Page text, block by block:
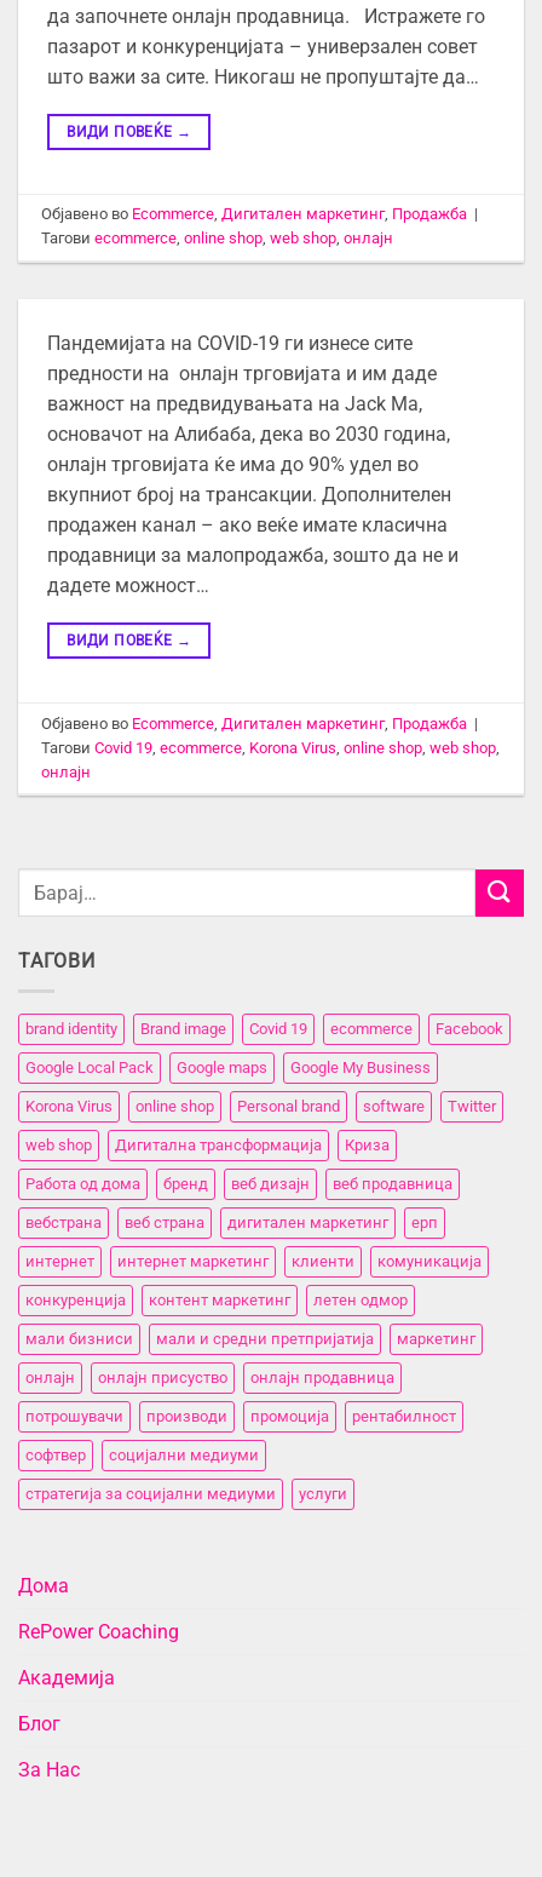
да започнете онлајн продавница. Истражете го
пазарот и конкуренцијата – универзален совет
што важи за сите. Никогаш не пропуштајте да…
ВИДИ ПОВЕЌЕ →
Објавено во Ecommerce,Дигитален маркетинг, Продажба |
Таговиecommerce,online shop,web shop,онлајн
Пандемијата на COVID-19 ги ​​изнесе сите
предности на онлајн трговијата и им даде
важност на предвидувањата на Jack Ма,
основачот на Алибаба, дека во 2030 година,
онлајн трговијата ќе има до 90% удел во
вкупниот број на трансакции. Дополнителен
продажен канал – ако веќе имате класична
продавници за малопродажба, зошто да не и
дадете можност…
ВИДИ ПОВЕЌЕ →
Објавено во Ecommerce Дигитален маркетинг, Продажба |
ТаговиCovid 19 ,ecommerce Korona Virus ,online shop ,web shop
онлајн
ТАГОВИ
brand identity Brand image Covid 19 ecommerce Facebook
Google Local Pack Google maps Google My Business
Korona Virus online shop Personal brand software Twitter
web shop Дигитална трансформација Криза
Работа од дома бренд веб дизајн веб продавница
вебстранa веб страна дигитален маркетинг ерп
интернет интернет маркетинг клиенти комуникација
конкуренција контент маркетинг летен одмор
мали бизниси мали и средни претпријатија маркетинг
онлајн онлајн присуство онлајн продавница
потрошувачи производи промоција рентабилност
софтвер социјални медиуми
стратегија за социјални медиуми услуги
Дома
RePower Coaching
Академија
Блог
За Нас